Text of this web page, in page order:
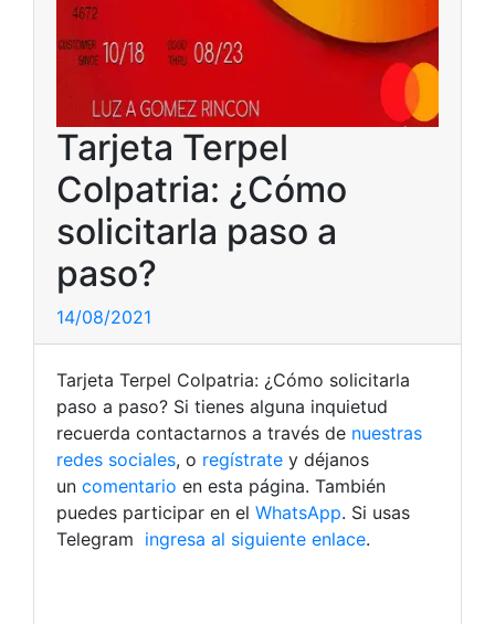
Tarjeta Terpel
Colpatria: ¿Cómo
solicitarla paso a
paso?
14/08/2021
Tarjeta Terpel Colpatria: ¿Cómo solicitarla
paso a paso? Si tienes alguna inquietud
recuerda contactarnos a través de nuestras
redes sociales, o regístrate y déjanos
un comentario en esta página. También
puedes participar en el WhatsApp. Si usas
Telegram ingresa al siguiente enlace.